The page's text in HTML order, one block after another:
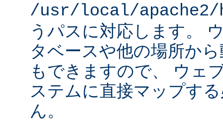
/usr/local/
うパスに対応します。
タベースや他の場所か
もできますので、 ウェ
ステムに直接マップす
ん。